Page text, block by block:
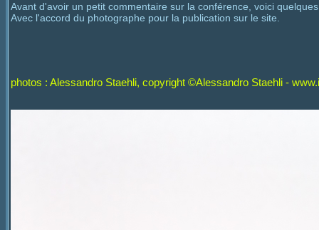
Avant d'avoir un petit commentaire sur la conférence, voici
Avec l'accord du photographe pour la publication sur le site.
photos : Alessandro Staehli, copyright ©Alessandro Staehli -